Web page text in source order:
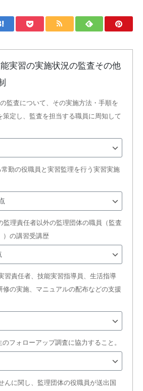
実習の実施状況の監査その他
監査について、その実施方法・手順を
策定し、監査を担当する職員に周知して
勤の役職員と実習監理を行う実習実施
理責任者以外の監理団体の職員（監査
）の講習受講歴
習責任者、技能実習指導員、生活指導
修の実施、マニュアルの配布などの支援
フォローアップ調査に協力すること。
に関し、監理団体の役職員が送出国